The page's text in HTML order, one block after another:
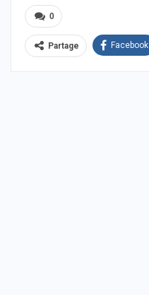
0
Partage Facebook